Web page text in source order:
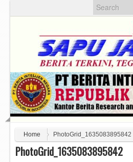
Home PhotoGrid_1635083895842
PhotoGrid_1635083895842